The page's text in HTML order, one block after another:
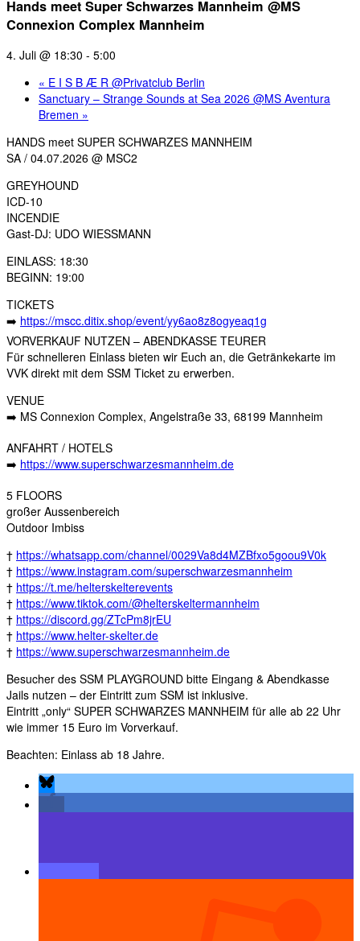
Hands meet Super Schwarzes Mannheim @MS
Connexion Complex Mannheim
4. Juli @ 18:30 - 5:00
« E I S B Æ R @Privatclub Berlin
Sanctuary – Strange Sounds at Sea 2026 @MS Aventura
Bremen »
HANDS meet SUPER SCHWARZES MANNHEIM
SA / 04.07.2026 @ MSC2
GREYHOUND
ICD-10
INCENDIE
Gast-DJ: UDO WIESSMANN
EINLASS: 18:30
BEGINN: 19:00
TICKETS
➡️ https://mscc.ditix.shop/event/yy6ao8z8ogyeaq1g
VORVERKAUF NUTZEN – ABENDKASSE TEURER
Für schnelleren Einlass bieten wir Euch an, die Getränkekarte im
VVK direkt mit dem SSM Ticket zu erwerben.
VENUE
➡️ MS Connexion Complex, Angelstraße 33, 68199 Mannheim
ANFAHRT / HOTELS
➡️ https://www.superschwarzesmannheim.de
5 FLOORS
großer Aussenbereich
Outdoor Imbiss
† https://whatsapp.com/channel/0029Va8d4MZBfxo5goou9V0k
† https://www.instagram.com/superschwarzesmannheim
† https://t.me/helterskelterevents
† https://www.tiktok.com/@helterskeltermannheim
† https://discord.gg/ZTcPm8jrEU
† https://www.helter-skelter.de
† https://www.superschwarzesmannheim.de
Besucher des SSM PLAYGROUND bitte Eingang & Abendkasse
Jails nutzen – der Eintritt zum SSM ist inklusive.
Eintritt „only“ SUPER SCHWARZES MANNHEIM für alle ab 22 Uhr
wie immer 15 Euro im Vorverkauf.
Beachten: Einlass ab 18 Jahre.